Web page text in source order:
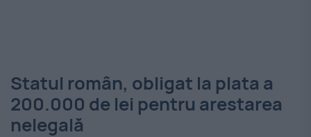
Statul român, obligat la plata a
200.000 de lei pentru arestarea
nelegală